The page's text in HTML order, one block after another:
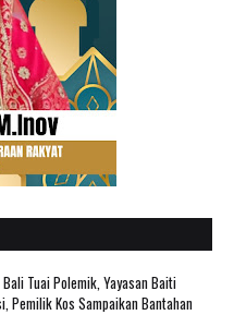
Tuai Polemik, Yayasan Baiti
Pemilik Kos Sampaikan Bantahan